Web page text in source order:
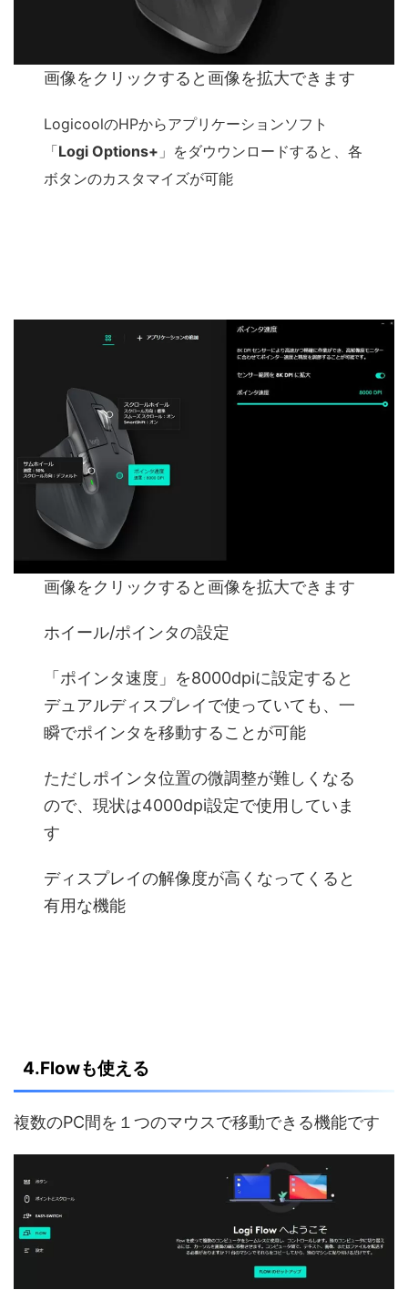
画像をクリックすると画像を拡大できます
LogicoolのHPからアプリケーションソフト
「Logi Options+ 」をダウウンロードすると、各
ボタンのカスタマイズが可能
画像をクリックすると画像を拡大できます
ホイール/ポインタの設定
「ポインタ速度」を8000dpiに設定すると
デュアルディスプレイで使っていても、一
瞬でポインタを移動することが可能
ただしポインタ位置の微調整が難しくなる
ので、現状は4000dpi設定で使用していま
す
ディスプレイの解像度が高くなってくると
有用な機能
4.Flowも使える
複数のPC間を１つのマウスで移動できる機能です